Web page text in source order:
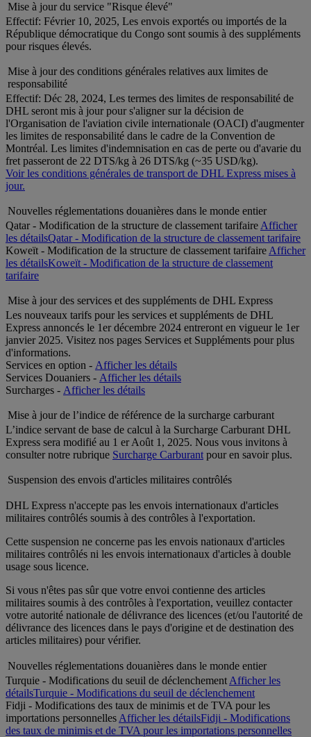
Mise à jour du service "Risque élevé"
Effectif: Février 10, 2025, Les envois exportés ou importés de la
République démocratique du Congo sont soumis à des suppléments
pour risques élevés.
Mise à jour des conditions générales relatives aux limites de
responsabilité
Effectif: Déc 28, 2024, Les termes des limites de responsabilité de
DHL seront mis à jour pour s'aligner sur la décision de
l'Organisation de l'aviation civile internationale (OACI) d'augmenter
les limites de responsabilité dans le cadre de la Convention de
Montréal. Les limites d'indemnisation en cas de perte ou d'avarie du
fret passeront de 22 DTS/kg à 26 DTS/kg (~35 USD/kg).
Voir les conditions générales de transport de DHL Express mises à
jour.
Nouvelles réglementations douanières dans le monde entier
Qatar - Modification de la structure de classement tarifaireAfficher
les détailsQatar - Modification de la structure de classement tarifaire
Koweït - Modification de la structure de classement tarifaireAfficher
les détailsKoweït - Modification de la structure de classement
tarifaire
Mise à jour des services et des suppléments de DHL Express
Les nouveaux tarifs pour les services et suppléments de DHL
Express annoncés le 1er décembre 2024 entreront en vigueur le 1er
janvier 2025. Visitez nos pages Services et Suppléments pour plus
d'informations.
Services en option - Afficher les détails
Services Douaniers - Afficher les détails
Surcharges - Afficher les détails
Mise à jour de l’indice de référence de la surcharge carburant
L’indice servant de base de calcul à la Surcharge Carburant DHL
Express sera modifié au 1 er Août 1, 2025. Nous vous invitons à
consulter notre rubrique Surcharge Carburantpour en savoir plus.
Suspension des envois d'articles militaires contrôlés
DHL Express n'accepte pas les envois internationaux d'articles
militaires contrôlés soumis à des contrôles à l'exportation.
Cette suspension ne concerne pas les envois nationaux d'articles
militaires contrôlés ni les envois internationaux d'articles à double
usage sous licence.
Si vous n'êtes pas sûr que votre envoi contienne des articles
militaires soumis à des contrôles à l'exportation, veuillez contacter
votre autorité nationale de délivrance des licences (et/ou l'autorité de
délivrance des licences dans le pays d'origine et de destination des
articles militaires) pour vérifier.
Nouvelles réglementations douanières dans le monde entier
Turquie - Modifications du seuil de déclenchementAfficher les
détailsTurquie - Modifications du seuil de déclenchement
Fidji - Modifications des taux de minimis et de TVA pour les
importations personnellesAfficher les détailsFidji - Modifications
des taux de minimis et de TVA pour les importations personnelles